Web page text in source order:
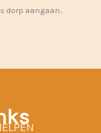
dorp aangaan.